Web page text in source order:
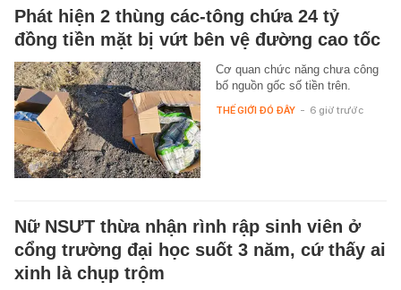
Phát hiện 2 thùng các-tông chứa 24 tỷ
đồng tiền mặt bị vứt bên vệ đường cao tốc
Cơ quan chức năng chưa công
bố nguồn gốc số tiền trên.
THẾ GIỚI ĐÓ ĐÂY - 6 giờ trước
Nữ NSƯT thừa nhận rình rập sinh viên ở
cổng trường đại học suốt 3 năm, cứ thấy ai
xinh là chụp trộm